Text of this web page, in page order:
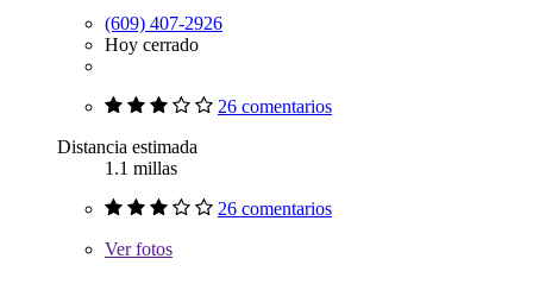
(609) 407-2926
Hoy cerrado
26 comentarios
Distancia estimada
1.1 millas
26 comentarios
Verfotos